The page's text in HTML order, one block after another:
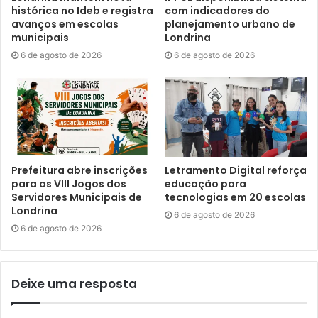
sendo instalada na região norte, foram executadas duas
Estações Elevatórias de Esgoto e 3,7 km de linha de
recalque.
A Companhia tem ainda outros projetos e melhorias,
alguns já em fase de licitação, para beneficiar a população
de Londrina e cidades vizinhas. O planejamento é que, até
2050, Londrina e região metropolitana formem um sistema
com 1,54 milhão de consumidores, abastecidos por quatro
mananciais.
histórica no Ideb e registra
avanços em escolas
municipais
6 de agosto de 2026
com indicadores do
planejamento urbano de
Londrina
6 de agosto de 2026
Prefeitura abre inscrições
para os VIII Jogos dos
Servidores Municipais de
Londrina
6 de agosto de 2026
Letramento Digital reforça
educação para
tecnologias em 20 escolas
6 de agosto de 2026
Deixe uma resposta